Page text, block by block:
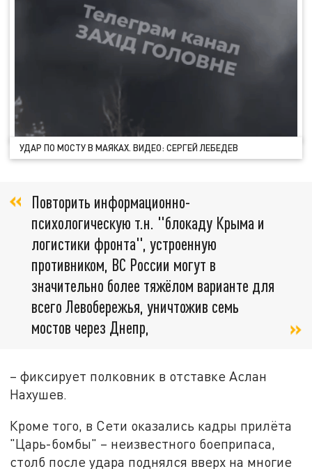
УДАР ПО МОСТУ В МАЯКАХ. ВИДЕО: СЕРГЕЙ ЛЕБЕДЕВ
Повторить информационно-
психологическую т.н. "блокаду Крыма и
логистики фронта", устроенную
противником, ВС России могут в
значительно более тяжёлом варианте для
всего Левобережья, уничтожив семь
мостов через Днепр,
– фиксирует полковник в отставке Аслан
Нахушев.
Кроме того, в Сети оказались кадры прилёта
"Царь-бомбы" – неизвестного боеприпаса,
столб после удара поднялся вверх на многие